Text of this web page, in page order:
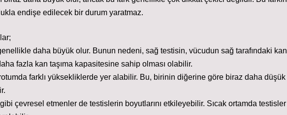
endişe edilecek bir durum yaratmaz.
daha büyük olur. Bunun nedeni, sağ testisin, vücudun sağ tarafındaki kan
fazla kan taşıma kapasitesine sahip olması olabilir.
farklı yüksekliklerde yer alabilir. Bu, birinin diğerine göre biraz daha düşük
çevresel etmenler de testislerin boyutlarını etkileyebilir. Sıcak ortamda testisler